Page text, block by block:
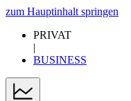
zum Hauptinhalt springen
PRIVAT
|
BUSINESS